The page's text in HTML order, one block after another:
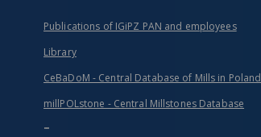
Publications of IGiPZ PAN and employees
Library
CeBaDoM - Central Database of Mills in Poland
millPOLstone - Central Millstones Database
...